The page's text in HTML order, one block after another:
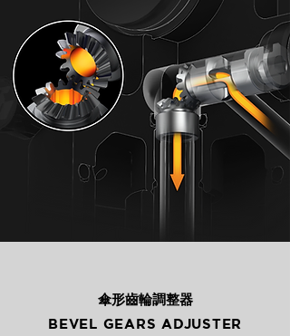
傘形齒輪調整器
BEVEL GEARS ADJUSTER